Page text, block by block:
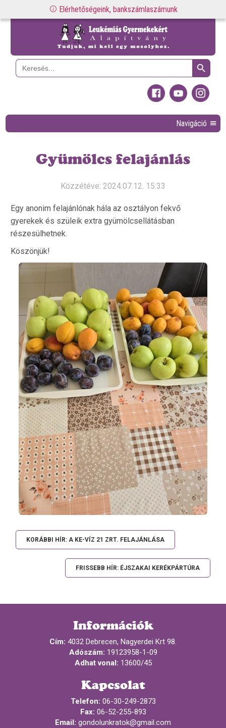
Elérhetőségeink, bankszámlaszámunk
Search
for:
Search Button
Navigáció
Gyümölcs felajánlás
Közzétéve: 2024.07.12. 15:33
Egy anonim felajánlónak hála az osztályon fekvő
gyerekek és szüleik extra gyümölcsellátásban
részesülhetnek.
Köszönjük!
KORÁBBI HÍR: A KE-VÍZ 21 ZRT. FELAJÁNLÁSA
FRISSEBB HÍR: ÉJSZAKAI KERÉKPÁRTÚRA
Információk
Cím: 4032 Debrecen, Nagyerdei Krt 98.
Adószám: 19123958-1-09
Adhat vonal: 13600/45
Kapcsolat
Telefon: 06-30-249-2873
Fax: 06-52-255-893
Email: gondolunkratok@gmail.com